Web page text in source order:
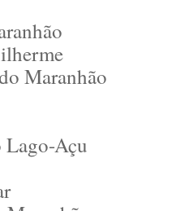
Maranhão
Lago-Açu